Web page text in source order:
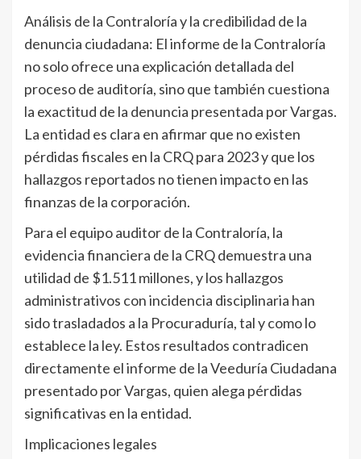
Análisis de la Contraloría y la credibilidad de la
denuncia ciudadana: El informe de la Contraloría
no solo ofrece una explicación detallada del
proceso de auditoría, sino que también cuestiona
la exactitud de la denuncia presentada por Vargas.
La entidad es clara en afirmar que no existen
pérdidas fiscales en la CRQ para 2023 y que los
hallazgos reportados no tienen impacto en las
finanzas de la corporación.
Para el equipo auditor de la Contraloría, la
evidencia financiera de la CRQ demuestra una
utilidad de $1.511 millones, y los hallazgos
administrativos con incidencia disciplinaria han
sido trasladados a la Procuraduría, tal y como lo
establece la ley. Estos resultados contradicen
directamente el informe de la Veeduría Ciudadana
presentado por Vargas, quien alega pérdidas
significativas en la entidad.
Implicaciones legales